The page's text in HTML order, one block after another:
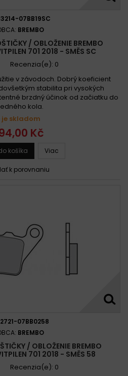
07BB19SC
BREMBO
/ OBLOŽENIE BREMBO
701 2018 - SMĚS SC
Recenzia(e): 0
v závodoch. Dobrý koeficient
stabilita pri vysokých
brzdný účinok od začiatku do
kola.
je skladom
Kč
košíka Viac
k porovnaniu
07BB0258
BREMBO
/ OBLOŽENIE BREMBO
701 2018 - SMĚS 58
Recenzia(e): 0